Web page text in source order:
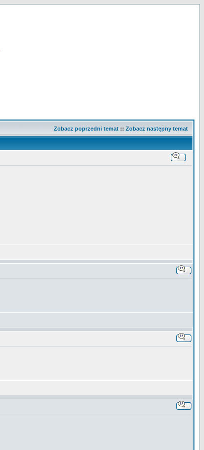
Zobacz poprzedni temat :: Zobacz następny temat